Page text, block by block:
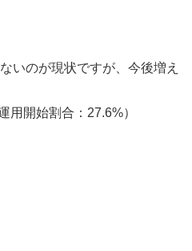
いのが現状ですが、今後増え
用開始割合：27.6%）